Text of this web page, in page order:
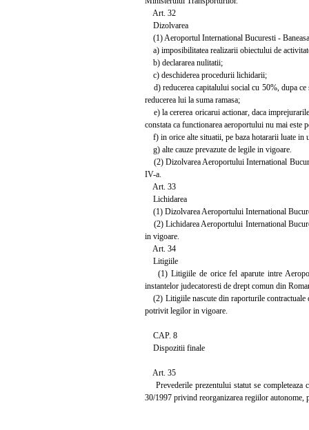
Art. 32
Dizolvarea
(1) Aeroportul International Bucuresti -
a) imposibilitatea realizarii obiectului de
b) declararea nulitatii;
c) deschiderea procedurii lichidarii;
d) reducerea capitalului social cu 50%, dupa ce
reducerea lui la suma ramasa;
e) la cererea oricarui actionar, daca
constata ca functionarea aeroportului nu mai este
f) in orice alte situatii, pe baza hotararii luate in
g) alte cauze prevazute de legile in vigoare.
(2) Dizolvarea Aeroportului International
IV-a.
Art. 33
Lichidarea
(1) Dizolvarea Aeroportului International
(2) Lichidarea Aeroportului International
in vigoare.
Art. 34
Litigiile
(1) Litigiile de orice fel aparute intre
instantelor judecatoresti de drept comun din
(2) Litigiile nascute din raporturile contractuale
potrivit legilor in vigoare.
CAP. 8
Dispozitii finale
Art. 35
Prevederile prezentului statut se completeaza
30/1997 privind reorganizarea regiilor autonome,